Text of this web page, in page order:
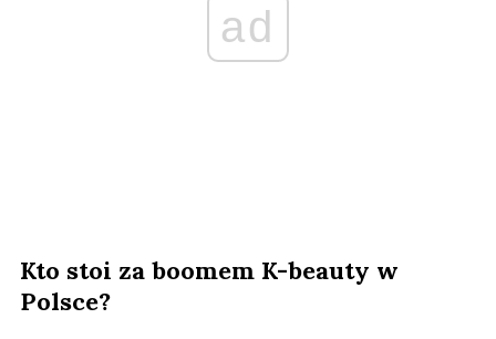
ad
Kto stoi za boomem K-beauty w
Polsce?